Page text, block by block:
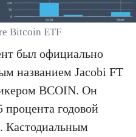
Bitcoin ETF
был официально
названием Jacobi FT
BCOIN. Он
процента годовой
Кастодиальным